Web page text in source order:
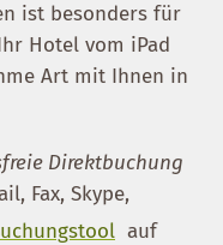
ist besonders für
Hotel vom iPad
Art mit Ihnen in
Direktbuchung
Fax, Skype,
auf